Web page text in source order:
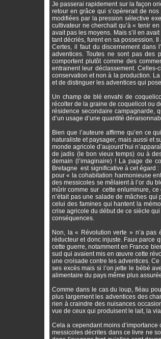
Je passerai rapidement sur la façon
retour en grâce qui s’opèrerait de
modifiées par la pression sélective
cultivateur ne cherchait qu’à « tenir
avait pas les moyens. Mais s’il en
tant décriés, furent en sa possession.
Certes, il faut du discernement dans
adventices. Toutes ne sont pas des
comportent plutôt comme des
entrainent leur déclassement.
conservation et non à la production.
et de distinguer les adventices qui
Un champ de blé envahi de
récolter de la graine de coquelicot ou
résidence secondaire campagnarde,
d’un usage d’une quantité
Bien que l’auteure affirme qu’en ce
naturaliste et paysager, mais aussi et
monde agricole d’aujourd’hui
de jadis (le bon vieux temps) ou à
demain (l’imaginaire) ! La page de
Bretagne est significative à cet égard
pour « la cohabitation harmonieuse
des messicoles se mêlaient à l’or du
mûrir comme sur cette enluminure, ce
n’était pas une salade de mâches qui
celui des famines qui hantent la
crise agricole du début de ce siècle
conséquences.
Non, la « Révolution verte » n’a
réducteur et donc injuste. Faux parce
cette guerre, notamment en France
sud qui avaient mis en œuvre cette
une croisade contre les adventices.
ses excès mais si l’on jette le bébé
alimentaire du pays même plus
Comme dans le cas du loup, fléau
plus largement les adventices des
rien à craindre des nuisances
vue de ceux qui produisent le lait, la
Cela a cependant moins
messicoles décrites dans ce livre ne